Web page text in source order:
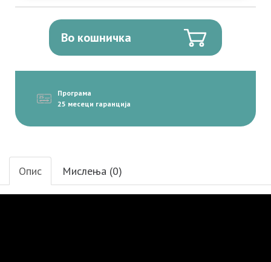
Во кошничка
Програма
25 месеци гаранција
Опис Мислења (0)